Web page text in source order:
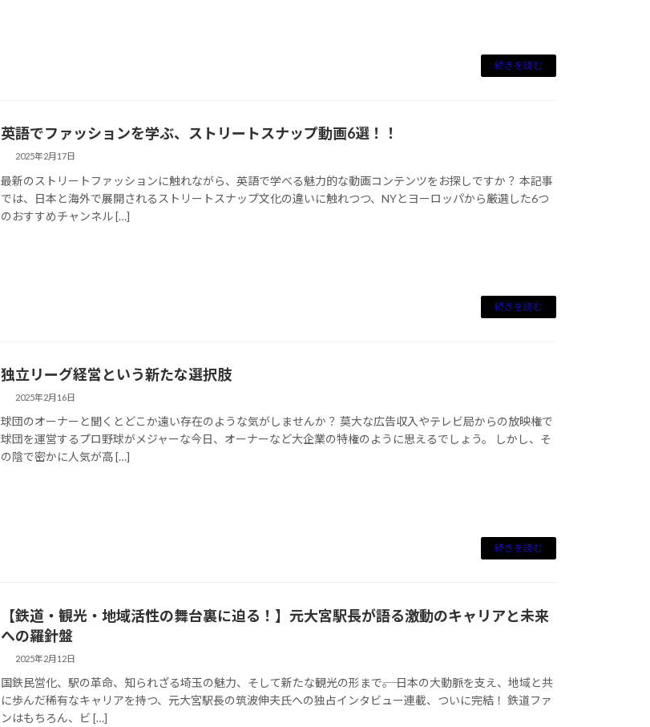
続きを読む
英語でファッションを学ぶ、ストリートスナップ動画6選！！
2025年2月17日
最新のストリートファッションに触れながら、英語で学べる魅力的な動画コンテンツをお探しですか？ 本記事
では、日本と海外で展開されるストリートスナップ文化の違いに触れつつ、NYとヨーロッパから厳選した6つ
のおすすめチャンネル […]
続きを読む
独立リーグ経営という新たな選択肢
2025年2月16日
球団のオーナーと聞くとどこか遠い存在のような気がしませんか？ 莫大な広告収入やテレビ局からの放映権で
球団を運営するプロ野球がメジャーな今日、オーナーなど大企業の特権のように思えるでしょう。 しかし、そ
の陰で密かに人気が高 […]
続きを読む
【鉄道・観光・地域活性の舞台裏に迫る！】元大宮駅長が語る激動のキャリアと未来
への羅針盤
2025年2月12日
国鉄民営化、駅の革命、知られざる埼玉の魅力、そして新たな観光の形まで――。 日本の大動脈を支え、地域と共
に歩んだ稀有なキャリアを持つ、元大宮駅長の筑波伸夫氏への独占インタビュー連載、ついに完結！ 鉄道ファ
ンはもちろん、ビ […]